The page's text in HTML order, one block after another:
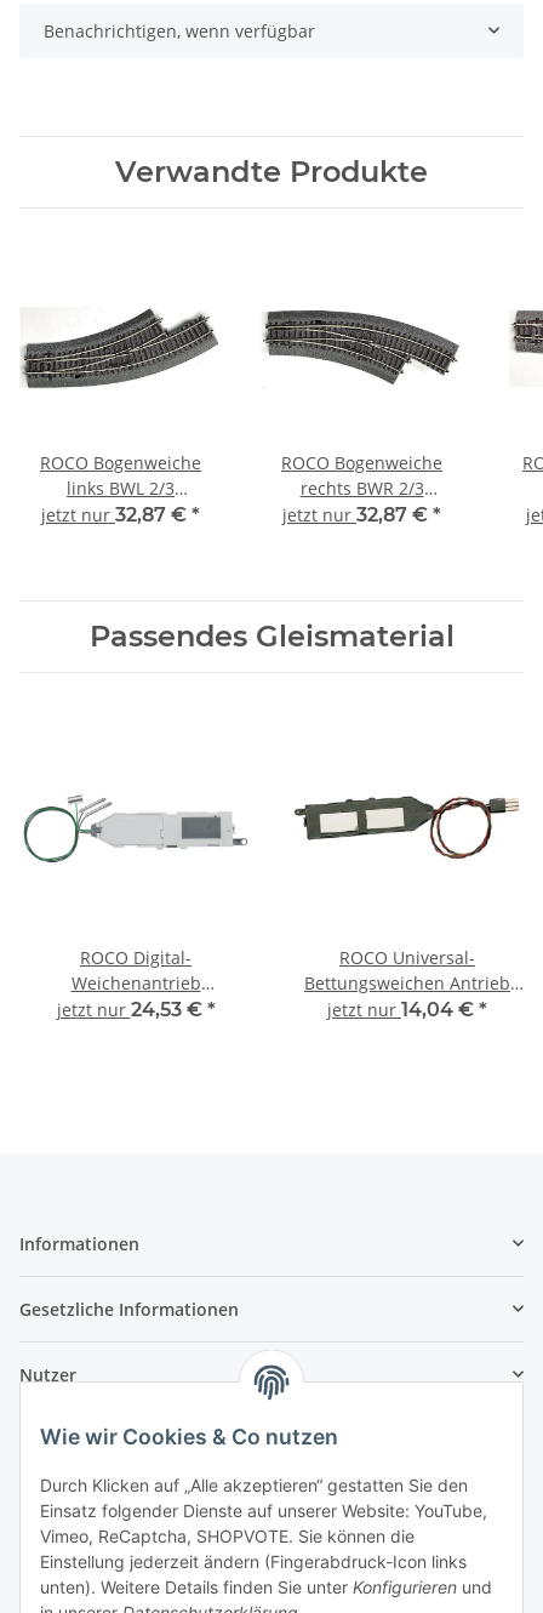
Wie wir Cookies & Co nutzen
Durch Klicken auf „Alle akzeptieren“ gestatten Sie den
Einsatz folgender Dienste auf unserer Website: YouTube,
Vimeo, ReCaptcha, SHOPVOTE. Sie können die
Einstellung jederzeit ändern (Fingerabdruck-Icon links
unten). Weitere Details finden Sie unter Konfigurieren und
Benachrichtigen, wenn verfügbar
Verwandte Produkte
ROCO Bogenweiche
links BWL 2/3
Bettungsgleis RocoLine
jetzt nur 32,87 € *
ROCO Bogenweiche
rechts BWR 2/3
Bettungsgleis RocoLine
jetzt nur 32,87 € *
Passendes Gleismaterial
ROCO Digital-
Weichenantrieb
Bettungsgleis RocoLine
jetzt nur 24,53 € *
ROCO Universal-
Bettungsweichen Antrieb
Bettungsgleis RocoLine
jetzt nur 14,04 € *
Informationen
Gesetzliche Informationen
Nutzer